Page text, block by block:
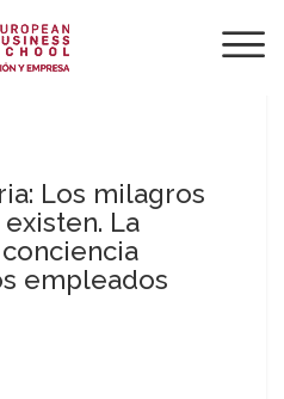
Los milagros
La
empleados